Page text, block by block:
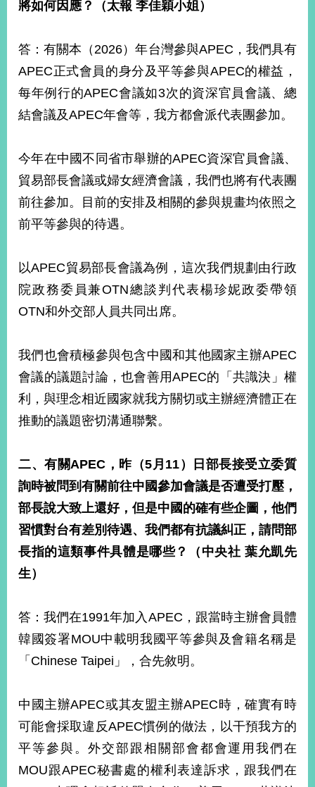
告
隱
私
權
保
及
安
全
策
礙
網
站
說
聯
絡
們
將如何因應？（太報 李佳穎小姐）
答：有關本（2026）年台灣參與APEC，我們具有
APEC正式會員的身分及平等參與APEC的權益，
每年例行的APEC會議如3次的資深官員會議、總
結會議及APEC年會等，我方都會派代表團參加。
今年在中國不同省市舉辦的APEC資深官員會議、
貿易部長會議或婦女經濟會議，我們也將有代表團
前往參加。目前的安排及相關的參與規畫均依照之
前平等參與的待遇。
以APEC貿易部長會議為例，這次我們規劃由行政
院政務委員兼OTN總談判代表楊珍妮政委帶領
OTN和外交部人員共同出席。
我們也會積極參與包含中國和其他國家主辦APEC
會議的議題討論，也會善用APEC的「共識決」權
利，與理念相近國家就我方關切或主辦經濟體正在
推動的議題密切溝通聯繫。
二、有關APEC，昨（5月11）日部長接受立委質
詢時被問到有關前往中國參加會議是否遭受打壓，
部長說大致上還好，但是中國的確有些企圖，他們
習慣對台有差別待遇、我們都有抗議糾正，請問部
長指的這類事件具體是哪些？（中央社 葉允凱先
生）
答：我們在1991年加入APEC，跟當時主辦會員體
韓國簽署MOU中載明我國平等參與及會籍名稱是
「Chinese Taipei」，合先敘明。
中國主辦APEC或其友盟主辦APEC時，確實有時
可能會採取違反APEC慣例的做法，以干預我方的
平等參與。外交部跟相關部會都會運用我們在
MOU跟APEC秘書處的權利表達訴求，跟我們在